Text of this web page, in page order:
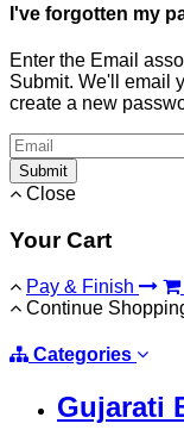
I've forgotten my
Enter the Email
Submit. We'll email
create a new
Submit
Close
Your Cart
Pay & Finish
Continue
Categories
Gujarati